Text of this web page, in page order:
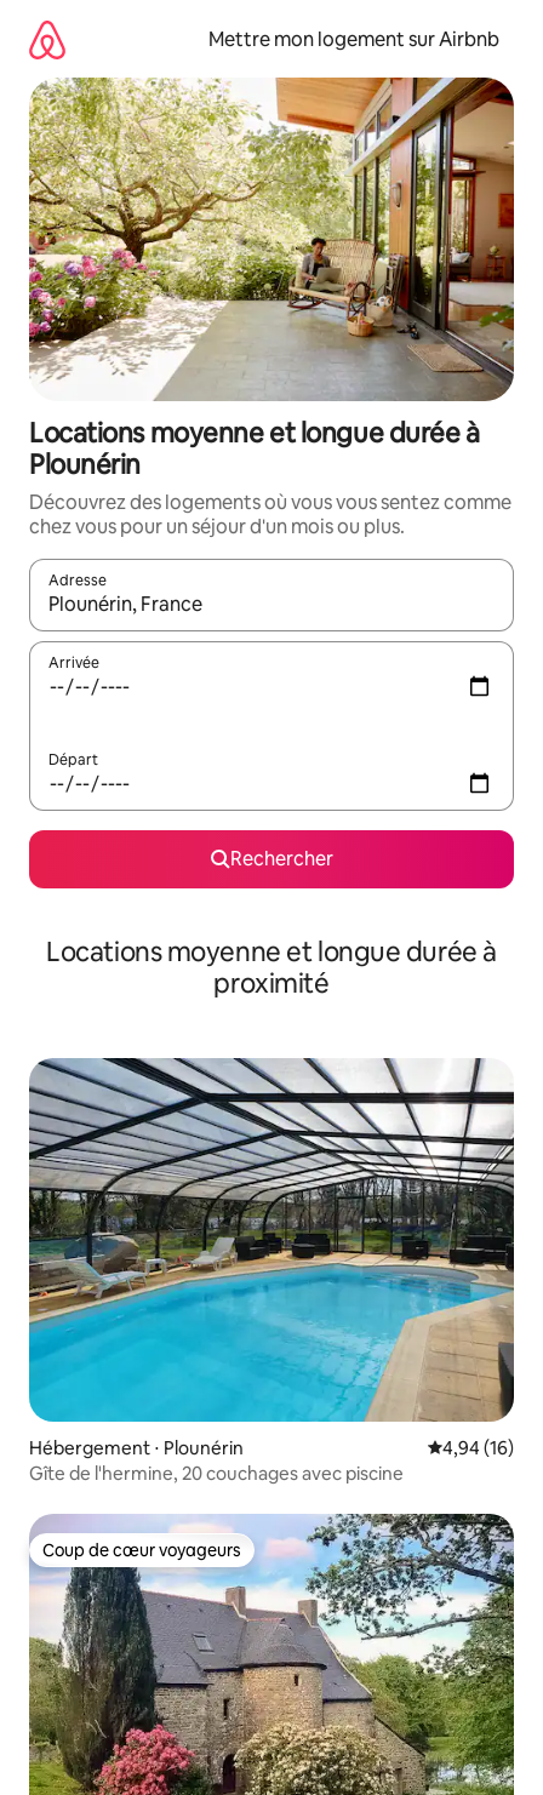
directement
contenu
Mettre mon logement sur Airbnb
Locations moyenne et longue durée à
Plounérin
Découvrez des logements où vous vous sentez comme
chez vous pour un séjour d'un mois ou plus.
Adresse
Lorsque les résultats s'affichent, utilisez les flèches vers le
Arrivée
Départ
Rechercher
Locations moyenne et longue durée à
proximité
Hébergement ⋅ Plounérin Évaluation
4,94 (16)
Gîte de l'hermine, 20 couchages avec piscine
Coup de cœur voyageurs
Coup de cœur voyageurs